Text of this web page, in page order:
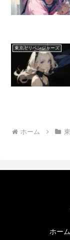
東京卍リベンジャーズ
ホーム
ホーム